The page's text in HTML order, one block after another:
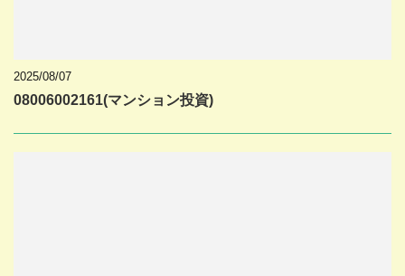
2025/08/07
08006002161(マンション投資)